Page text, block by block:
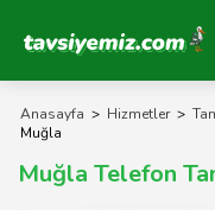
Tavsiyemiz Anasayfa
Anasayfa > Hizmetler >
Muğla
Muğla Telefon